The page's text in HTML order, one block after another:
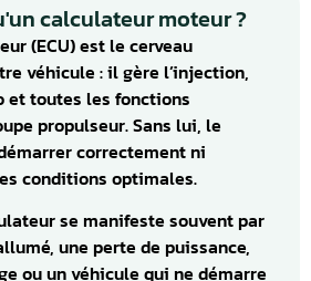
calculateur moteur ?
(ECU) est le cerveau
véhicule : il gère l’injection,
et toutes les fonctions
propulseur. Sans lui, le
correctement ni
conditions optimales.
se manifeste souvent par
une perte de puissance,
ou un véhicule qui ne démarre